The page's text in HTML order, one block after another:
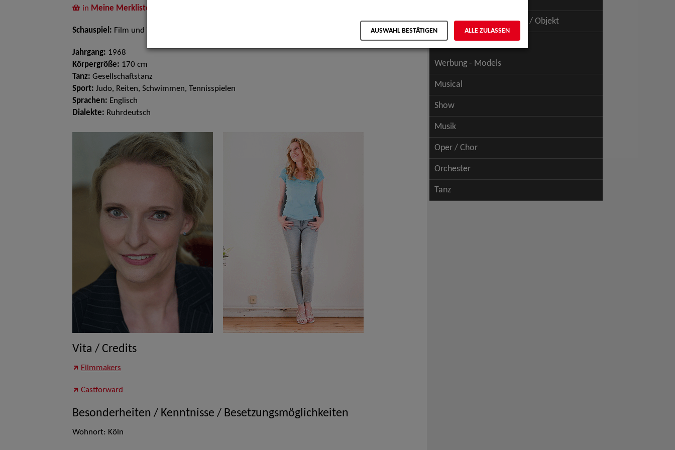
in Meine Merkliste
Schauspiel: Film und TV
Jahrgang: 1968
Körpergröße: 170 cm
Tanz: Gesellschaftstanz
Sport: Judo, Reiten, Schwimmen, Tennisspielen
Sprachen: Englisch
Dialekte: Ruhrdeutsch
Vita / Credits
Filmmakers
Castforward
Besonderheiten / Kenntnisse / Besetzungsmöglichkeiten
Wohnort: Köln
Schauspiel - Figur / Puppe / Objekt
Werbung - Talents
Werbung - Models
Musical
Show
Musik
Oper / Chor
Orchester
Tanz
AUSWAHL BESTÄTIGEN ALLE ZULASSEN